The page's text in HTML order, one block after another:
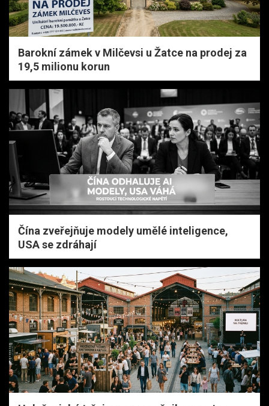
Barokní zámek v Milčevsi u Žatce na prodej za
19,5 milionu korun
Čína zveřejňuje modely umělé inteligence,
USA se zdráhají